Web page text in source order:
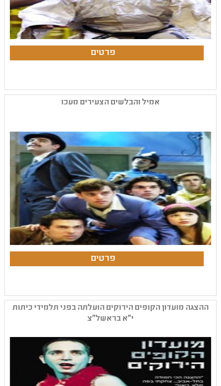
אמיל והבלשים הצעירים מעכו
ההצגה מועדון הקופים הירוקים הועלתה בפני תלמידי כיתות
י"א בראשל"צ